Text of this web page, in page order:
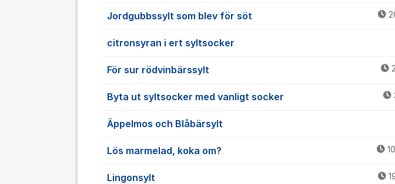
Jordgubbssylt som blev för söt
citronsyran i ert syltsocker
För sur rödvinbärssylt
Byta ut syltsocker med vanligt socker
Äppelmos och Blåbärsylt
Lös marmelad, koka om?
Lingonsylt